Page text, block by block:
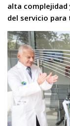
alta complejidad
del servicio